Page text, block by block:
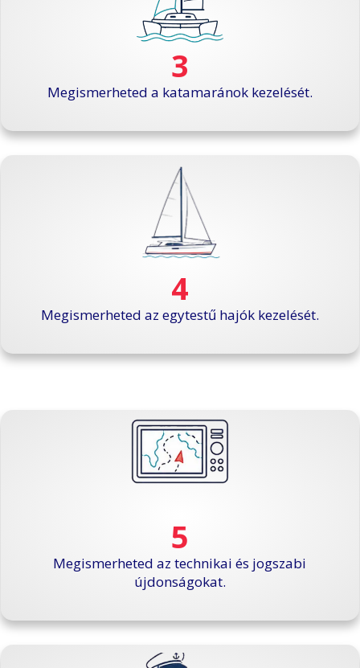
3
Megismerheted a katamaránok kezelését.
4
Megismerheted az egytestű hajók kezelését.
5
Megismerheted az technikai és jogszabi
újdonságokat.